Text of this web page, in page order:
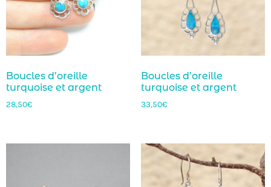
Boucles d’oreille
turquoise et argent
28,50€
Boucles d’oreille
turquoise et argent
33,50€